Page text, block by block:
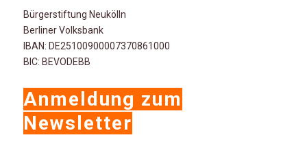
Bürgerstiftung Neukölln
Berliner Volksbank
IBAN: DE25100900007370861000
BIC: BEVODEBB
Anmeldung zum
Newsletter